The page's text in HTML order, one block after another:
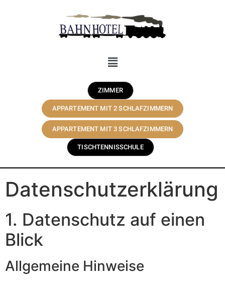
ZIMMER
APPARTEMENT MIT 2 SCHLAFZIMMERN
APPARTEMENT MIT 3 SCHLAFZIMMERN
TISCHTENNISSCHULE
Datenschutz­erklärung
1. Datenschutz auf einen
Blick
Allgemeine Hinweise